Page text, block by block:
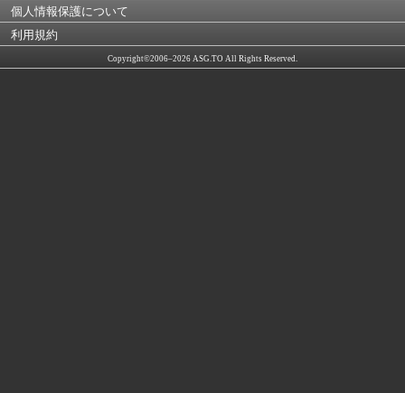
個人情報保護について
利用規約
Copyright©2006–2026 ASG.TO All Rights Reserved.